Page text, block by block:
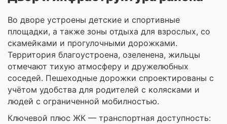
Во дворе устроены детские и спортивные
площадки, а также зоны отдыха для взрослых, со
скамейками и прогулочными дорожками.
Территория благоустроена, озеленена, жильцы
отмечают тихую атмосферу и дружелюбных
соседей. Пешеходные дорожки спроектированы с
учётом удобства для родителей с колясками и
людей с ограниченной мобилностью.
Ключевой плюс ЖК — транспортная доступность: